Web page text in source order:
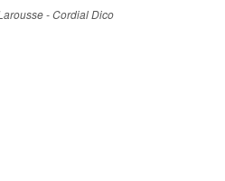
- Cordial Dico